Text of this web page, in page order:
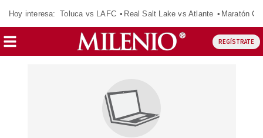
Hoy interesa: Toluca vs LAFC Real Salt Lake vs Atlante Maratón
REGÍSTRATE